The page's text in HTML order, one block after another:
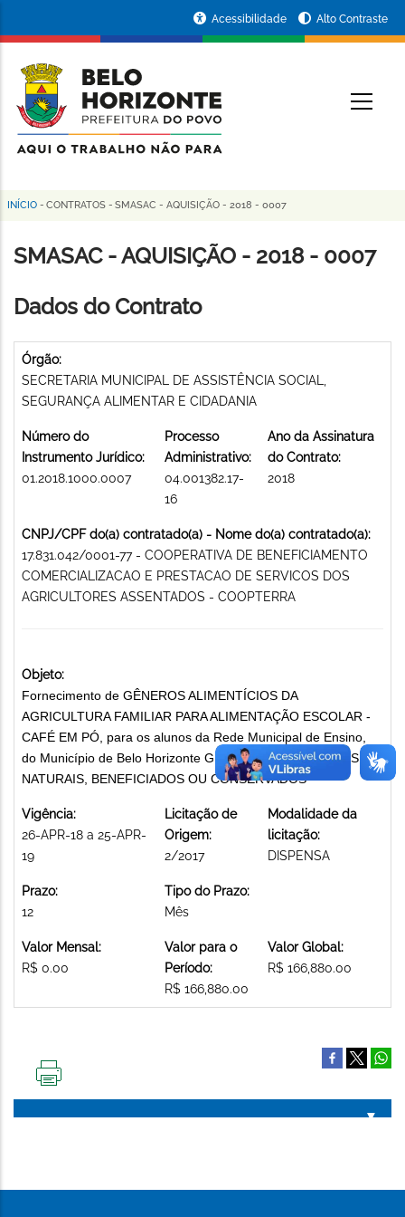
conteúdo
principal
da
Prefeitura
de
Horizonte
Acessibilidade Alto Contraste
Trilha
de
INÍCIO - CONTRATOS - SMASAC - AQUISIÇÃO - 2018 - 0007
SMASAC - AQUISIÇÃO - 2018 - 0007
Dados do Contrato
Órgão:
SECRETARIA MUNICIPAL DE ASSISTÊNCIA SOCIAL,
SEGURANÇA ALIMENTAR E CIDADANIA
Número do
Instrumento Jurídico:
01.2018.1000.0007
Processo
Administrativo:
04.001382.17-
16
Ano da Assinatura
do Contrato:
2018
CNPJ/CPF do(a) contratado(a) - Nome do(a) contratado(a):
17.831.042/0001-77 - COOPERATIVA DE BENEFICIAMENTO
COMERCIALIZACAO E PRESTACAO DE SERVICOS DOS
AGRICULTORES ASSENTADOS - COOPTERRA
Objeto:
Fornecimento de GÊNEROS ALIMENTÍCIOS DA
AGRICULTURA FAMILIAR PARA ALIMENTAÇÃO ESCOLAR -
CAFÉ EM PÓ, para os alunos da Rede Municipal de Ensino,
do Município de Belo Horizonte GÊNEROS ALIMENTÍCIOS
NATURAIS, BENEFICIADOS OU CONSERVADOS
Vigência:
26-APR-18 a 25-APR-
19
Licitação de
Origem:
2/2017
Modalidade da
licitação:
DISPENSA
Prazo:
12
Tipo do Prazo:
Mês
Valor Mensal:
R$ 0.00
Valor para o
Período:
R$ 166,880.00
Valor Global:
R$ 166,880.00
PÁGINA